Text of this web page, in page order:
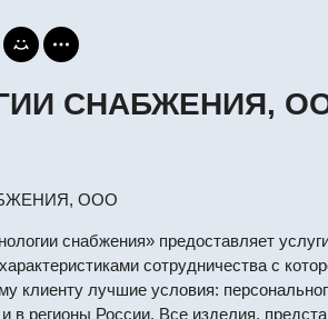
СНАБЖЕНИЯ,
ООО
снабжения» предоставляет
сотрудничества с
клиенту лучшие условия:
в регионы России. Все изделия,